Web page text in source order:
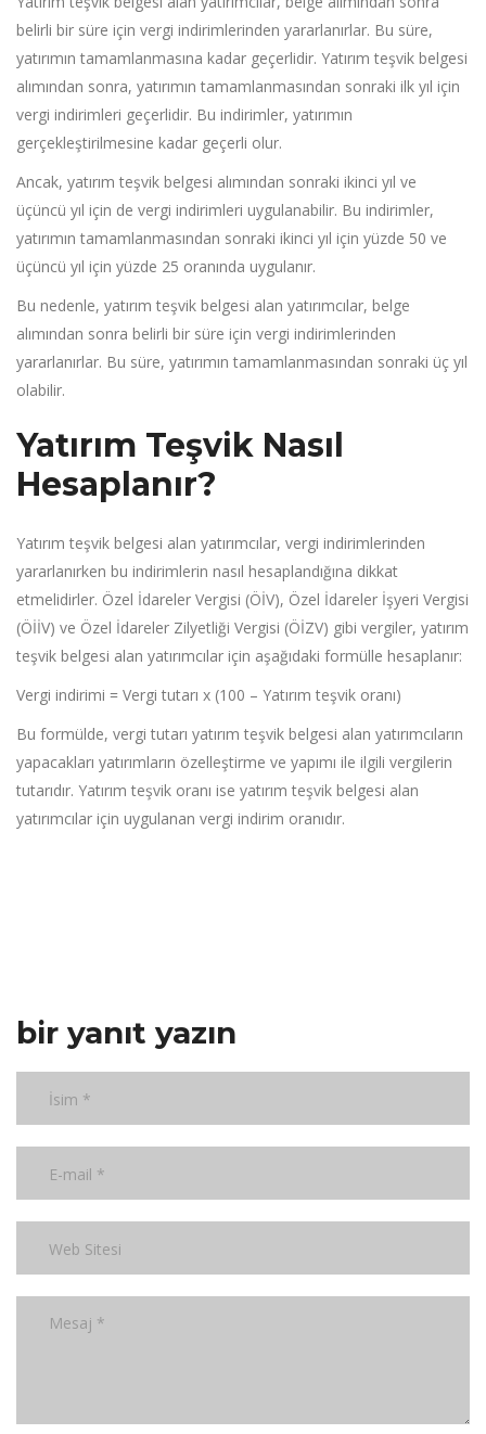
belirli bir süre için vergi indirimlerinden yararlanırlar. Bu süre,
yatırımın tamamlanmasına kadar geçerlidir. Yatırım teşvik belgesi
alımından sonra, yatırımın tamamlanmasından sonraki ilk yıl için
vergi indirimleri geçerlidir. Bu indirimler, yatırımın
gerçekleştirilmesine kadar geçerli olur.
Ancak, yatırım teşvik belgesi alımından sonraki ikinci yıl ve
üçüncü yıl için de vergi indirimleri uygulanabilir. Bu indirimler,
yatırımın tamamlanmasından sonraki ikinci yıl için yüzde 50 ve
üçüncü yıl için yüzde 25 oranında uygulanır.
Bu nedenle, yatırım teşvik belgesi alan yatırımcılar, belge
alımından sonra belirli bir süre için vergi indirimlerinden
yararlanırlar. Bu süre, yatırımın tamamlanmasından sonraki üç yıl
olabilir.
Yatırım Teşvik Nasıl
Hesaplanır?
Yatırım teşvik belgesi alan yatırımcılar, vergi indirimlerinden
yararlanırken bu indirimlerin nasıl hesaplandığına dikkat
etmelidirler. Özel İdareler Vergisi (ÖİV), Özel İdareler İşyeri Vergisi
(ÖİİV) ve Özel İdareler Zilyetliği Vergisi (ÖİZV) gibi vergiler, yatırım
teşvik belgesi alan yatırımcılar için aşağıdaki formülle hesaplanır:
Vergi indirimi = Vergi tutarı x (100 – Yatırım teşvik oranı)
Bu formülde, vergi tutarı yatırım teşvik belgesi alan yatırımcıların
yapacakları yatırımların özelleştirme ve yapımı ile ilgili vergilerin
tutarıdır. Yatırım teşvik oranı ise yatırım teşvik belgesi alan
yatırımcılar için uygulanan vergi indirim oranıdır.
bir yanıt yazın